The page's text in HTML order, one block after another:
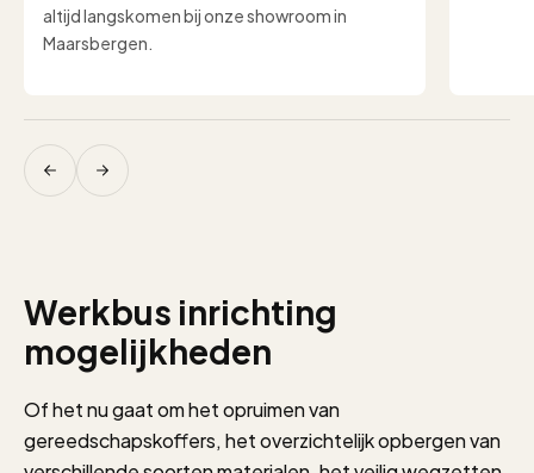
altijd langskomen bij onze showroom in
Maarsbergen.
Werkbus inrichting
mogelijkheden
Of het nu gaat om het opruimen van
gereedschapskoffers, het overzichtelijk opbergen van